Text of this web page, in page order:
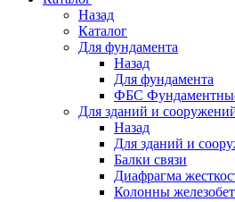
Назад
Каталог
Для фундамента
Назад
Для фундамента
ФБС
Для зданий и
Назад
Для зданий и
Балки связи
Диафрагма
Колонны